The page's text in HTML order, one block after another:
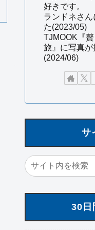
好きです。
ランドネさ
た(2023/05)
TJMOOK『
旅』に写真が
(2024/06)
サ
30日